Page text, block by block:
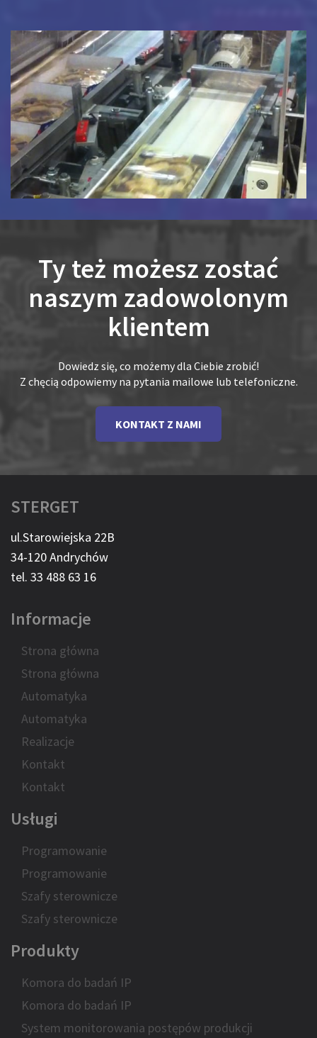
Ty też możesz zostać
naszym zadowolonym
klientem
Dowiedz się, co możemy dla Ciebie zrobić!
Z chęcią odpowiemy na pytania mailowe lub telefoniczne.
KONTAKT Z NAMI
STERGET
ul.Starowiejska 22B
34-120 Andrychów
tel. 33 488 63 16
Informacje
Strona główna
Strona główna
Automatyka
Automatyka
Realizacje
Kontakt
Kontakt
Usługi
Programowanie
Programowanie
Szafy sterownicze
Szafy sterownicze
Produkty
Komora do badań IP
Komora do badań IP
System monitorowania postępów produkcji